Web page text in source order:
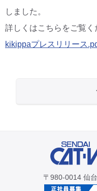
しました。
詳しくはこちらをご覧く
kikippaプレスリリース
〒980-0014 仙